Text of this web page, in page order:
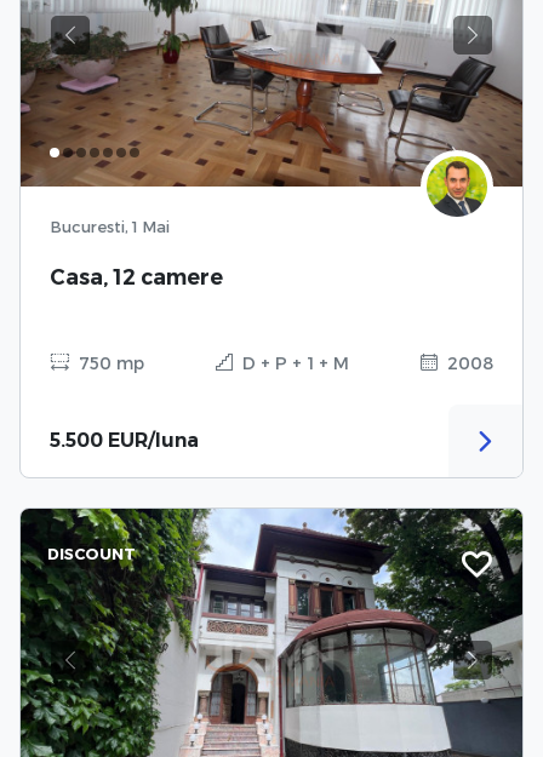
Previous Next
Bucuresti, 1 Mai
Casa, 12 camere
750 mp D + P + 1 + M 2008
5.500 EUR/luna
Previous Next
DISCOUNT